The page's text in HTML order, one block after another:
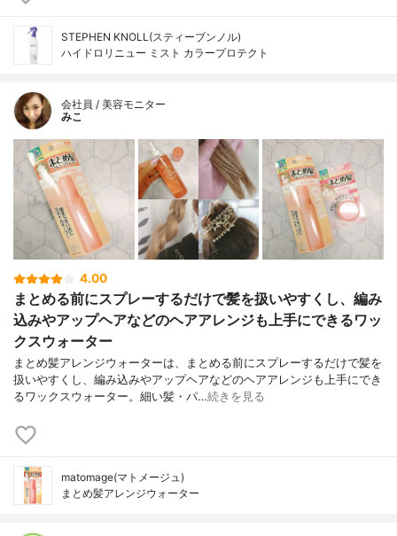
STEPHEN KNOLL(スティーブンノル)
ハイドロリニュー ミスト カラープロテクト
会社員 / 美容モニター
みこ
4.00
まとめる前にスプレーするだけで髪を扱いやすくし、編み
込みやアップヘアなどのヘアアレンジも上手にできるワッ
クスウォーター
まとめ髪アレンジウォーターは、まとめる前にスプレーするだけで髪を
扱いやすくし、編み込みやアップヘアなどのヘアアレンジも上手にでき
るワックスウォーター。細い髪・パ…続きを見る
matomage(マトメージュ)
まとめ髪アレンジウォーター